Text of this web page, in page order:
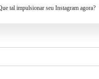
tal impulsionar seu Instagram agora?